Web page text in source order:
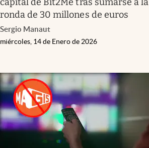
ronda de 30 millones de euros
Sergio Manaut
miércoles, 14 de Enero de 2026